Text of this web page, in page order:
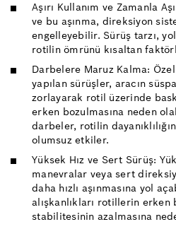
Aşırı Kullanım ve Zamanla
ve bu aşınma, direksiyon
engelleyebilir. Sürüş tarzı,
rotilin ömrünü kısaltan
Darbelere Maruz Kalma:
yapılan sürüşler, aracın
zorlayarak rotil üzerinde
erken bozulmasına neden
darbeler, rotilin
olumsuz etkiler.
Yüksek Hız ve Sert Sürüş:
manevralar veya sert
daha hızlı aşınmasına yol
alışkanlıkları rotillerin erken
stabilitesinin azalmasına